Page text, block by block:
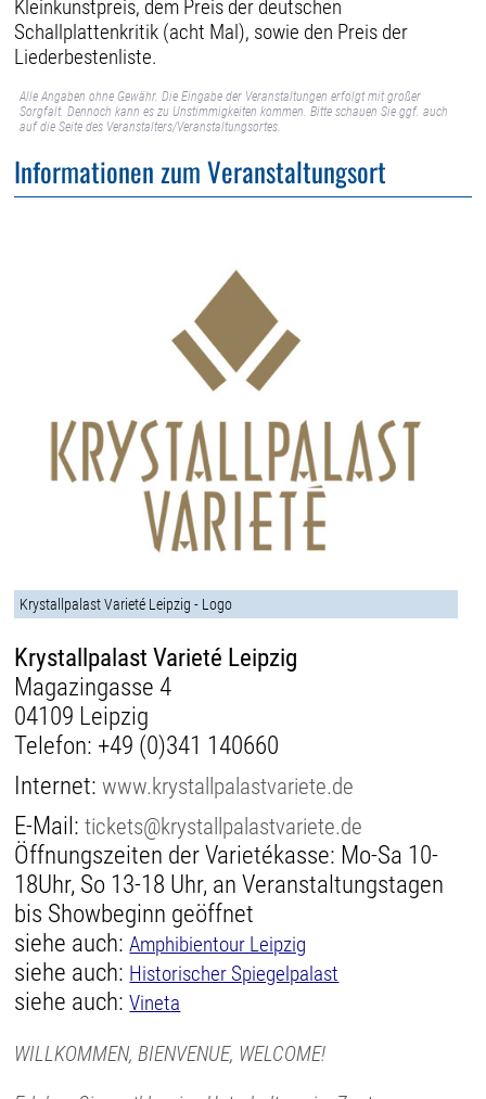
Kleinkunstpreis, dem Preis der deutschen
Schallplattenkritik (acht Mal), sowie den Preis der
Liederbestenliste.
Alle Angaben ohne Gewähr. Die Eingabe der Veranstaltungen erfolgt mit großer
Sorgfalt. Dennoch kann es zu Unstimmigkeiten kommen. Bitte schauen Sie ggf. auch
auf die Seite des Veranstalters/Veranstaltungsortes.
Informationen zum Veranstaltungsort
Krystallpalast Varieté Leipzig - Logo
Krystallpalast Varieté Leipzig
Magazingasse 4
04109 Leipzig
Telefon: +49 (0)341 140660
Internet:www.krystallpalastvariete.de
E-Mail:tickets@krystallpalastvariete.de
Öffnungszeiten der Varietékasse: Mo-Sa 10-
18Uhr, So 13-18 Uhr, an Veranstaltungstagen
bis Showbeginn geöffnet
siehe auch:Amphibientour Leipzig
siehe auch: Historischer Spiegelpalast
siehe auch:Vineta
WILLKOMMEN, BIENVENUE, WELCOME!